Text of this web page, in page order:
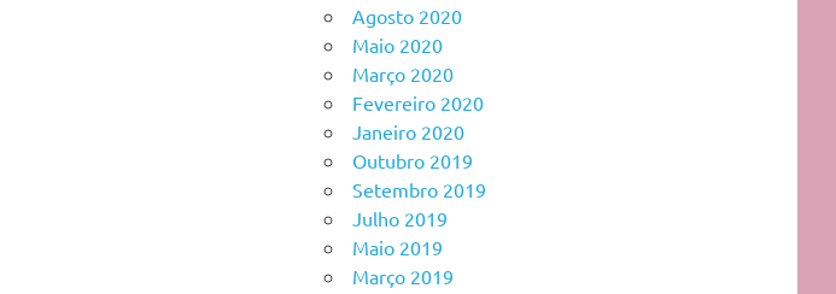
Agosto 2020
Maio 2020
Março 2020
Fevereiro 2020
Janeiro 2020
Outubro 2019
Setembro 2019
Julho 2019
Maio 2019
Março 2019